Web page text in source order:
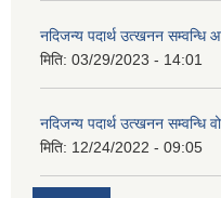
नदिजन्य पदार्थ उत्खनन सम्वन्धि
मिति: 03/29/2023 - 14:01
नदिजन्य पदार्थ उत्खनन सम्वन्धि
मिति: 12/24/2022 - 09:05